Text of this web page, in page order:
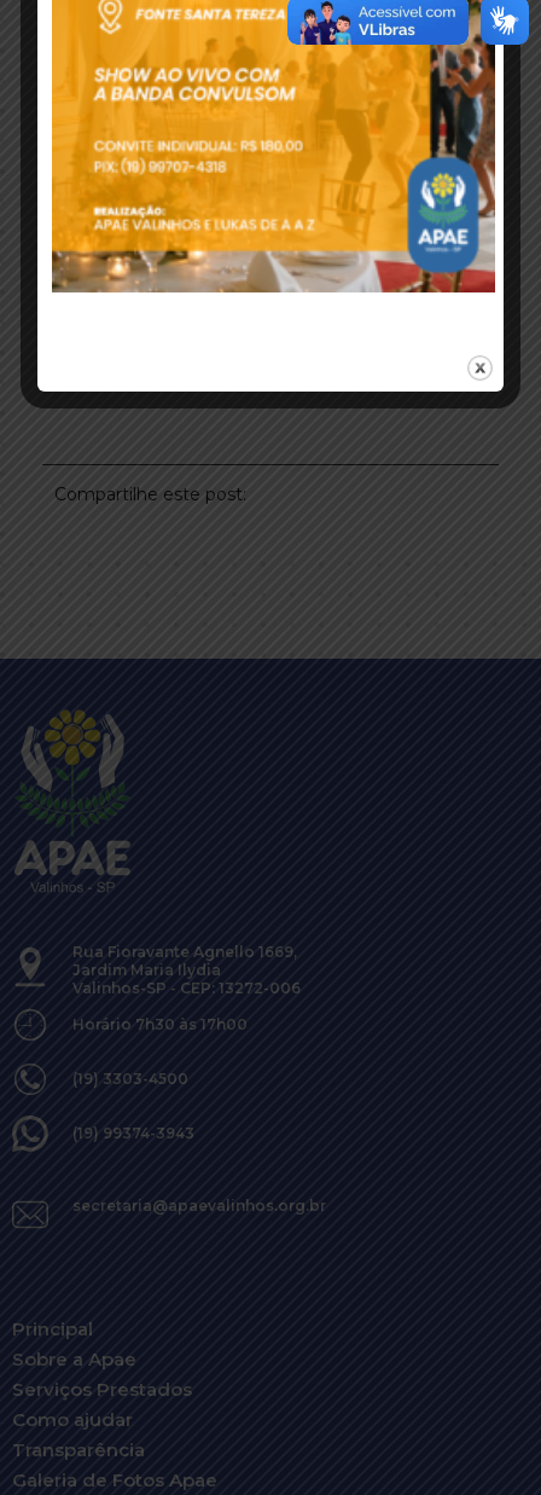
Comentários de Dunga Santos que parabenizou a Cia
de Teatro Arco Iris pelos 45 anos; Eduardo Sella
escreveu que o teatro era muito legal; o vice-
Presidente da APAE Jesus Donizete Piva parabenizou
todos os envolvidos nesse lindo trabalho; Ana Paula
Tieko que comanda o Teatro Vem Ser da APAE
escreveu mandando parabéns e um Bravooo! A
mágica da arte cênica; DJ Prodígio também mandou
parabéns: Dr. Flávio Constantino parabenizou pela
iniciativa; Andréia Gomes Araújo disse: “Viva! O teatro
animando nossa tarde”, além de outros comentários
que deixaram o artista Alfredo Ribeiro feliz e
profundamente agradecido. E Piu garante que sua
Compartilhe este post:
Rua Fioravante Agnello 1669,
Jardim Maria Ilydia
Valinhos-SP - CEP: 13272-006
Horário 7h30 às 17h00
(19) 3303-4500
(19) 99374-3943
secretaria@apaevalinhos.org.br
Principal
Sobre a Apae
Serviços Prestados
Como ajudar
Transparência
Galeria de Fotos Apae